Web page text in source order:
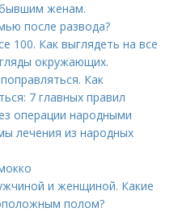
женам.
после развода?
100. Как выглядеть на все
окружающих.
Как
7 главных правил
операции народными
лечения из народных
и женщиной. Какие
полом?